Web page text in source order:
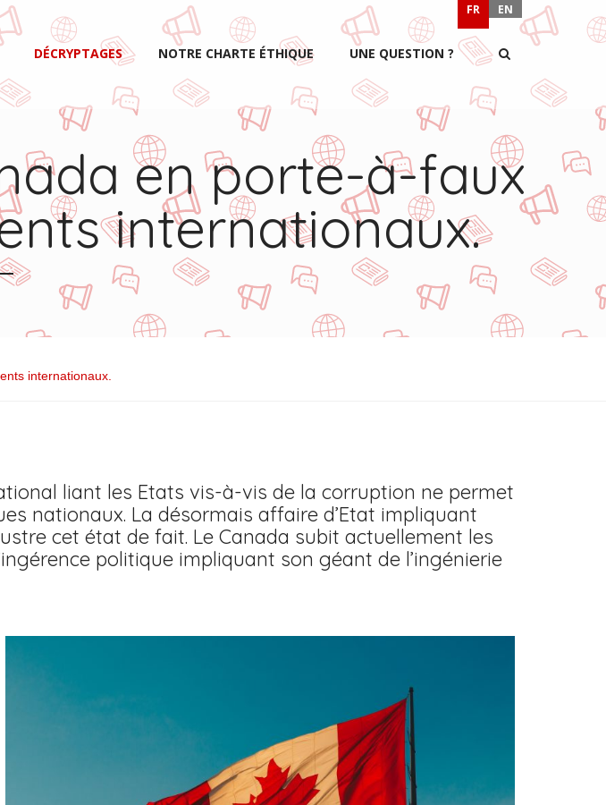
FR EN
DÉCRYPTAGES NOTRE CHARTE ÉTHIQUE UNE QUESTION ?
en porte-à-faux
internationaux.
internationaux.
liant les Etats vis-à-vis de la corruption ne permet
nationaux. La désormais affaire d’Etat impliquant
cet état de fait. Le Canada subit actuellement les
politique impliquant son géant de l’ingénierie